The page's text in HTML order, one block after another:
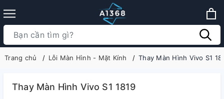
Trang chủ Lỗi Màn Hình - Mặt Kính Thay Màn Hình Vivo S1
Thay Màn Hình Vivo S1 1819